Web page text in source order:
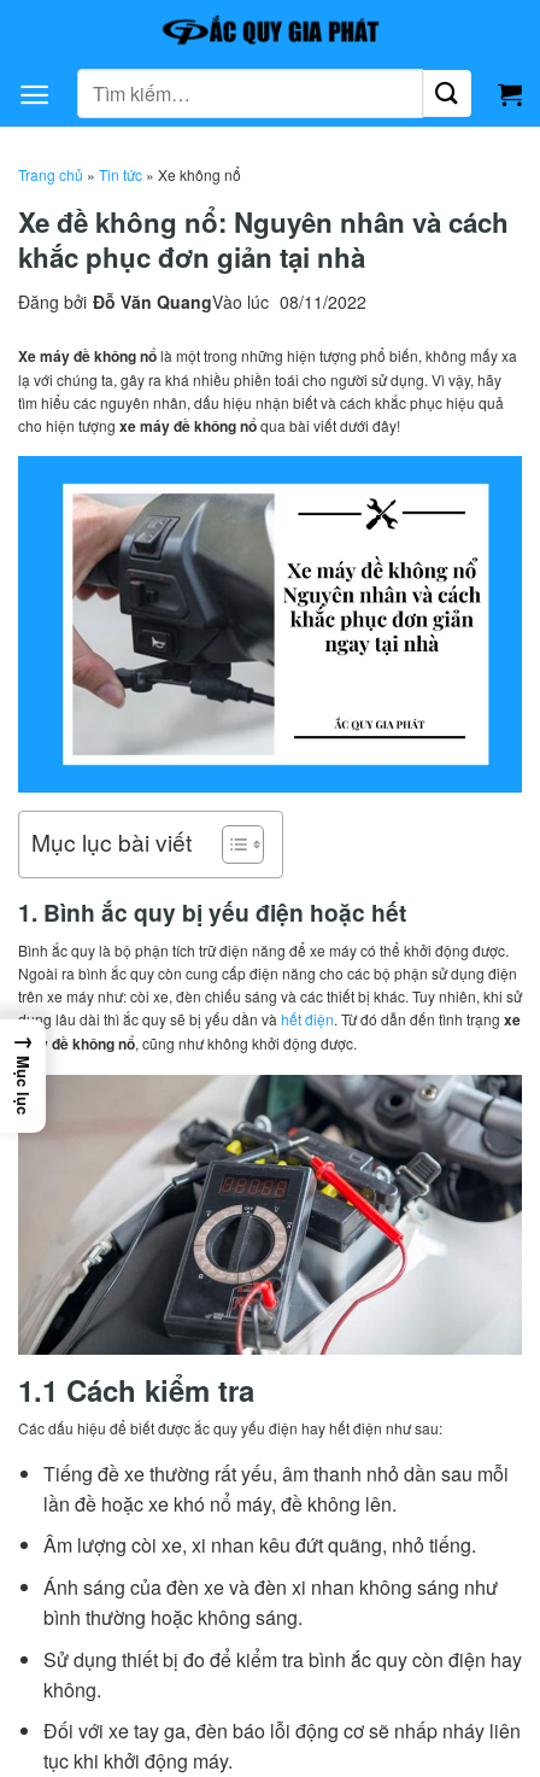
dung
Tìm
kiếm:
Trang chủ » Tin tức » Xe không nổ
Xe đề không nổ: Nguyên nhân và cách
khắc phục đơn giản tại nhà
Đăng bởi Đỗ Văn QuangVào lúc 08/11/2022
Xe máy đề không nổlà một trong những hiện tượng phổ biến, không mấy xa
lạ với chúng ta, gây ra khá nhiều phiền toái cho người sử dụng. Vì vậy, hãy
tìm hiểu các nguyên nhân, dấu hiệu nhận biết và cách khắc phục hiệu quả
cho hiện tượng xe máy đề không nổqua bài viết dưới đây!
Mục lục bài viết
1. Bình ắc quy bị yếu điện hoặc hết
Bình ắc quy là bộ phận tích trữ điện năng để xe máy có thể khởi động được.
Ngoài ra bình ắc quy còn cung cấp điện năng cho các bộ phận sử dụng điện
trên xe máy như: còi xe, đèn chiếu sáng và các thiết bị khác. Tuy nhiên, khi sử
dụng lâu dài thì ắc quy sẽ bị yếu dần và hết điện. Từ đó dẫn đến tình trạng xe
máy đề không nổ, cũng như không khởi động được.
1.1 Cách kiểm tra
Các dấu hiệu để biết được ắc quy yếu điện hay hết điện như sau:
Tiếng đề xe thường rất yếu, âm thanh nhỏ dần sau mỗi
lần đề hoặc xe khó nổ máy, đề không lên.
Âm lượng còi xe, xi nhan kêu đứt quãng, nhỏ tiếng.
Ánh sáng của đèn xe và đèn xi nhan không sáng như
bình thường hoặc không sáng.
Sử dụng thiết bị đo để kiểm tra bình ắc quy còn điện hay
không.
Đối với xe tay ga, đèn báo lỗi động cơ sẽ nhấp nháy liên
tục khi khởi động máy.
→
Mục lục